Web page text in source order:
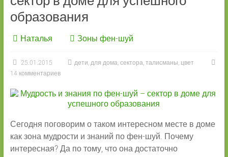
образования
Наталья Зоны фен-шуй
25.01.2015 дети, для дома, сектора, талисманы, цвет
14 комментариев
Сегодня поговорим о таком интересном месте в доме
как зона мудрости и знаний по фен-шуй. Почему
интересная? Да по тому, что она достаточно